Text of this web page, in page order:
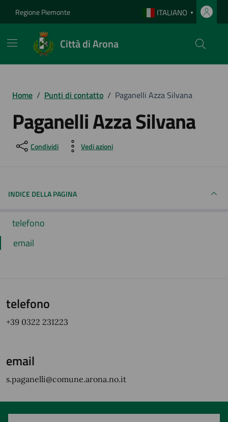
Regione Piemonte ITALIANO ▼
Città di Arona
Home / Punti di contatto / Paganelli Azza Silvana
Paganelli Azza Silvana
Condividi Vedi azioni
INDICE DELLA PAGINA
telefono
email
telefono
+39 0322 231223
email
s.paganelli@comune.arona.no.it